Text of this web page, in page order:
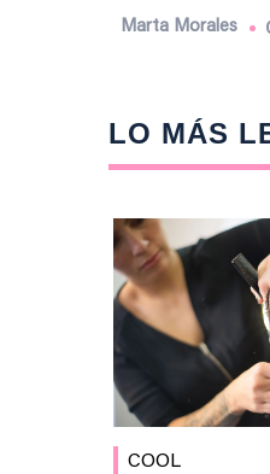
Marta Morales
LO MÁS
COOL